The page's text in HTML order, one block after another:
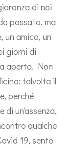
di noi
passato, ma
un amico, un
giorni di
aperta. Non
talvolta il
perché
di un'assenza,
qualche
19, sento